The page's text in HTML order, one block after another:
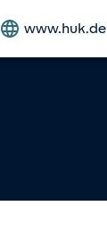
www.huk.de